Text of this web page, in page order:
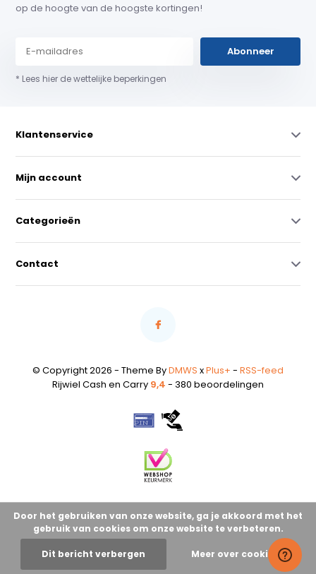
op de hoogte van de hoogste kortingen!
Abonneer
* Lees hier de wettelijke beperkingen
Klantenservice
Mijn account
Categorieën
Contact
© Copyright 2026 - Theme ByDMWS xPlus+ - RSS-feed
Rijwiel Cash en Carry 9,4 - 380 beoordelingen
Door het gebruiken van onze website, ga je akkoord met het
gebruik van cookies om onze website te verbeteren.
Dit bericht verbergen Meer over cookies »